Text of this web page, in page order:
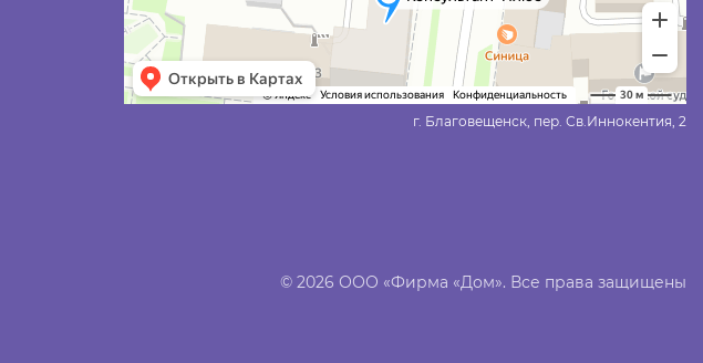
г. Благовещенск, пер. Св.Иннокентия, 2
© 2026 ООО «Фирма «Дом». Все права защищены